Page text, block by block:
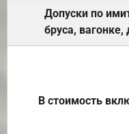
Допуски по
бруса, вагонке,
В стоимость